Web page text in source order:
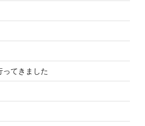
ってきました